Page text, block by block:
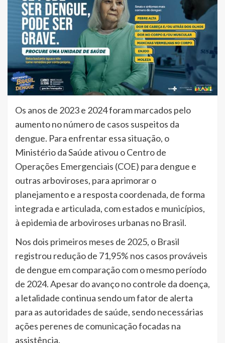
Os anos de 2023 e 2024 foram marcados pelo
aumento no número de casos suspeitos da
dengue. Para enfrentar essa situação, o
Ministério da Saúde ativou o Centro de
Operações Emergenciais (COE) para dengue e
outras arboviroses, para aprimorar o
planejamento e a resposta coordenada, de forma
integrada e articulada, com estados e municípios,
à epidemia de arboviroses urbanas no Brasil.
Nos dois primeiros meses de 2025, o Brasil
registrou redução de 71,95% nos casos prováveis
de dengue em comparação com o mesmo período
de 2024. Apesar do avanço no controle da doença,
a letalidade continua sendo um fator de alerta
para as autoridades de saúde, sendo necessárias
ações perenes de comunicação focadas na
assistência.